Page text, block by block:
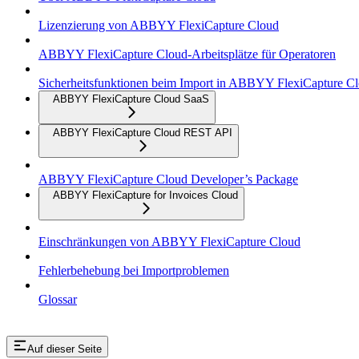
Lizenzierung von ABBYY FlexiCapture Cloud
ABBYY FlexiCapture Cloud-Arbeitsplätze für Operatoren
Sicherheitsfunktionen beim Import in ABBYY FlexiCapture
ABBYY FlexiCapture Cloud SaaS
ABBYY FlexiCapture Cloud REST API
ABBYY FlexiCapture Cloud Developer’s Package
ABBYY FlexiCapture for Invoices Cloud
Einschränkungen von ABBYY FlexiCapture Cloud
Fehlerbehebung bei Importproblemen
Glossar
Auf dieser Seite